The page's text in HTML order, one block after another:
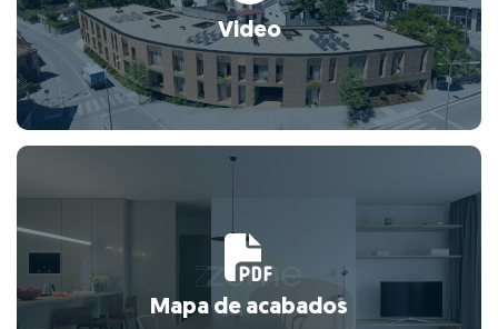
Video
Mapa de acabados